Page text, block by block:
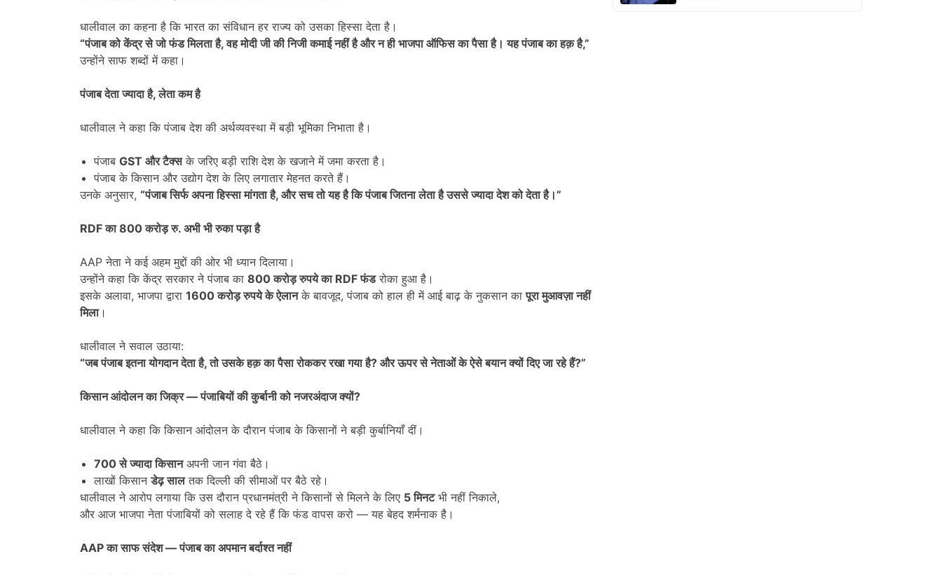
धालीवाल का कहना है कि भारत का संविधान हर राज्य को उसका हिस्सा देता है।
“पंजाब को केंद्र से जो फंड मिलता है,वह मोदी जी की निजी कमाई नहीं है और न ही भाजपा ऑफिस का पैसा है। यह पंजाब का हक़ है,”
उन्होंने साफ शब्दों में कहा।
पंजाब देता ज्यादा है,लेता कम है
धालीवाल ने कहा कि पंजाब देश की अर्थव्यवस्था में बड़ी भूमिका निभाता है।
पंजाब GST और टैक्सके जरिए बड़ी राशि देश के खजाने में जमा करता है।
पंजाब के किसान और उद्योग देश के लिए लगातार मेहनत करते हैं।
उनके अनुसार, “पंजाब सिर्फ अपना हिस्सा मांगता है, और सच तो यह है कि पंजाब जितना लेता है उससे ज्यादा देश को देता है।”
RDFका800करोड़ रु. अभी भी रुका पड़ा है
AAP नेता ने कई अहम मुद्दों की ओर भी ध्यान दिलाया।
उन्होंने कहा कि केंद्र सरकार ने पंजाब का 800करोड़ रुपये का RDFफंडरोका हुआ है।
इसके अलावा, भाजपा द्वारा 1600करोड़ रुपये के ऐलानके बावजूद, पंजाब को हाल ही में आई बाढ़ के नुकसान कापूरा मुआवज़ा नहीं
मिला।
धालीवाल ने सवाल उठाया:
“जब पंजाब इतना योगदान देता है,तो उसके हक़ का पैसा रोककर रखा गया है? और ऊपर से नेताओं के ऐसे बयान क्यों दिए जा रहे हैं?”
किसान आंदोलन का जिक्र—पंजाबियों की कुर्बानी को नजरअंदाज क्यों?
धालीवाल ने कहा कि किसान आंदोलन के दौरान पंजाब के किसानों ने बड़ी कुर्बानियाँ दीं।
700से ज्यादा किसानअपनी जान गंवा बैठे।
लाखों किसानडेढ़ सालतक दिल्ली की सीमाओं पर बैठे रहे।
धालीवाल ने आरोप लगाया कि उस दौरान प्रधानमंत्री ने किसानों से मिलने के लिए 5मिनटभी नहीं निकाले,
और आज भाजपा नेता पंजाबियों को सलाह दे रहे हैं कि फंड वापस करो — यह बेहद शर्मनाक है।
AAPका साफ संदेश—पंजाब का अपमान बर्दाश्त नहीं